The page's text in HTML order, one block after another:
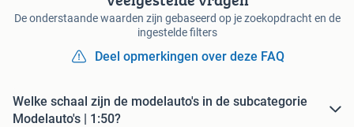
De onderstaande waarden zijn gebaseerd op je zoekopdracht en de
ingestelde filters
Deel opmerkingen over deze FAQ
Welke schaal zijn de modelauto's in de subcategorie
Modelauto's | 1:50?